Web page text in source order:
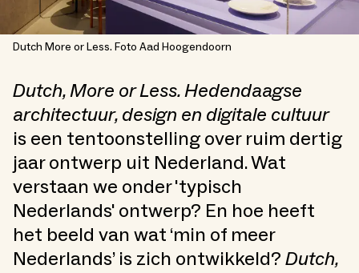
Dutch More or Less. Foto Aad Hoogendoorn
Dutch, More or Less. Hedendaagse
architectuur, design en digitale cultuur
is een tentoonstelling over ruim dertig
jaar ontwerp uit Nederland. Wat
verstaan we onder 'typisch
Nederlands' ontwerp? En hoe heeft
het beeld van wat ‘min of meer
Nederlands’ is zich ontwikkeld?Dutch,